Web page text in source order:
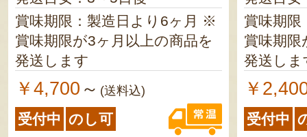
賞味期限：製造日より6ヶ月 ※
賞味期限が3ヶ月以上の商品を
発送します
￥4,700 ～ (送料込)
受付中 のし可
賞味期限
賞味期限
発送しま
￥
受付中